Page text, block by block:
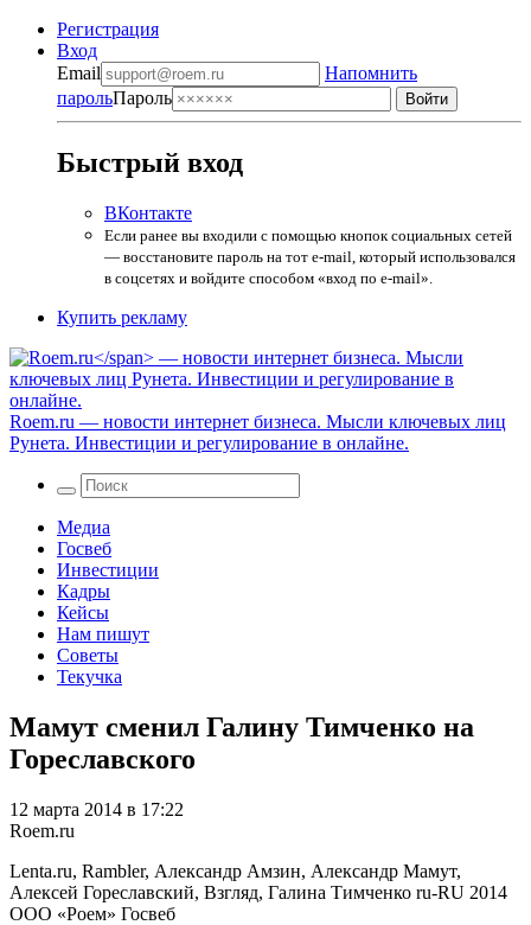
Регистрация
Вход
Email
Напомнить
парольПароль
Быстрый вход
ВКонтакте
Если ранее вы входили с помощью кнопок социальных сетей
— восстановите пароль на тот e-mail, который использовался
в соцсетях и войдите способом «вход по e-mail».
Купить рекламу
Roem.ru — новости интернет бизнеса. Мысли ключевых лиц
Рунета. Инвестиции и регулирование в онлайне.
Медиа
Госвеб
Инвестиции
Кадры
Кейсы
Нам пишут
Советы
Текучка
Мамут сменил Галину Тимченко на
Гореславского
12 марта 2014 в 17:22
Roem.ru
Lenta.ru, Rambler, Александр Амзин, Александр Мамут,
Алексей Гореславский, Взгляд, Галина Тимченко ru-RU 2014
ООО «Роем» Госвеб